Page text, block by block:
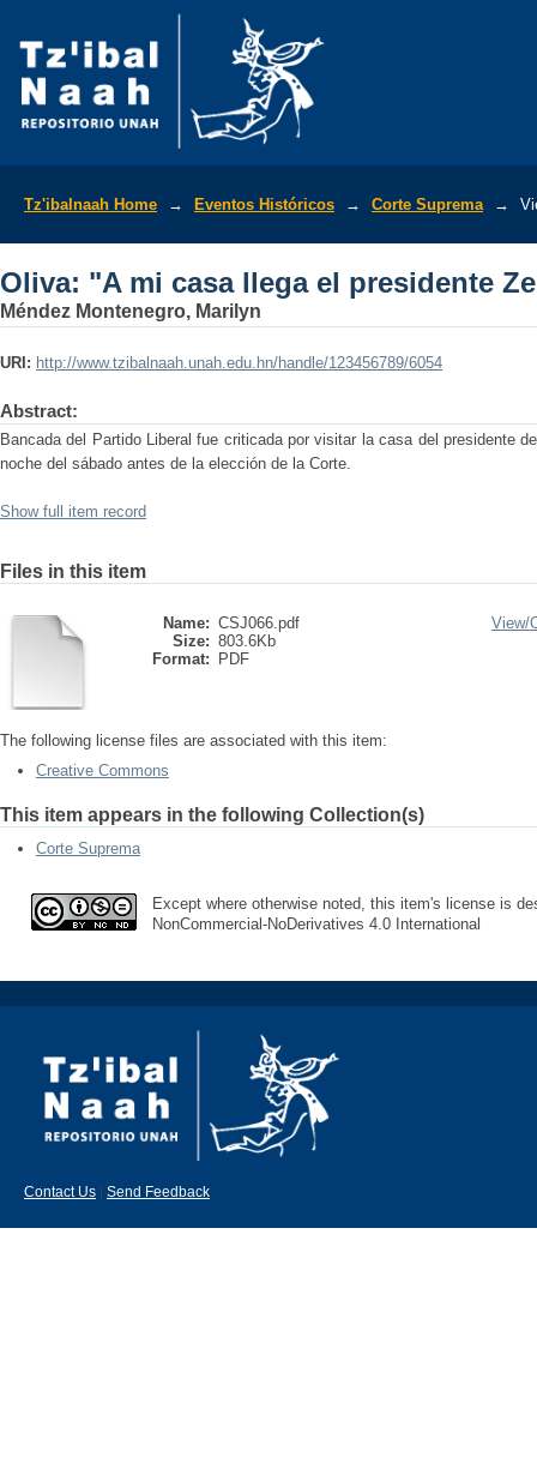
Tz'ibalnaah Home → Eventos Históricos → Corte Suprema →
Oliva: "A mi casa llega el presidente
Méndez Montenegro, Marilyn
URI: http://www.tzibalnaah.unah.edu.hn/handle/123456789/6054
Abstract:
Bancada del Partido Liberal fue criticada por visitar la casa del presidente
noche del sábado antes de la elección de la Corte.
Show full item record
Files in this item
Name: CSJ066.pdf
Size: 803.6Kb
Format:
PDF
View/
The following license files are associated with this item:
Creative Commons
This item appears in the following Collection(s)
Corte Suprema
Except where otherwise noted, this item's license is
NonCommercial-NoDerivatives 4.0 International
Contact Us Send Feedback